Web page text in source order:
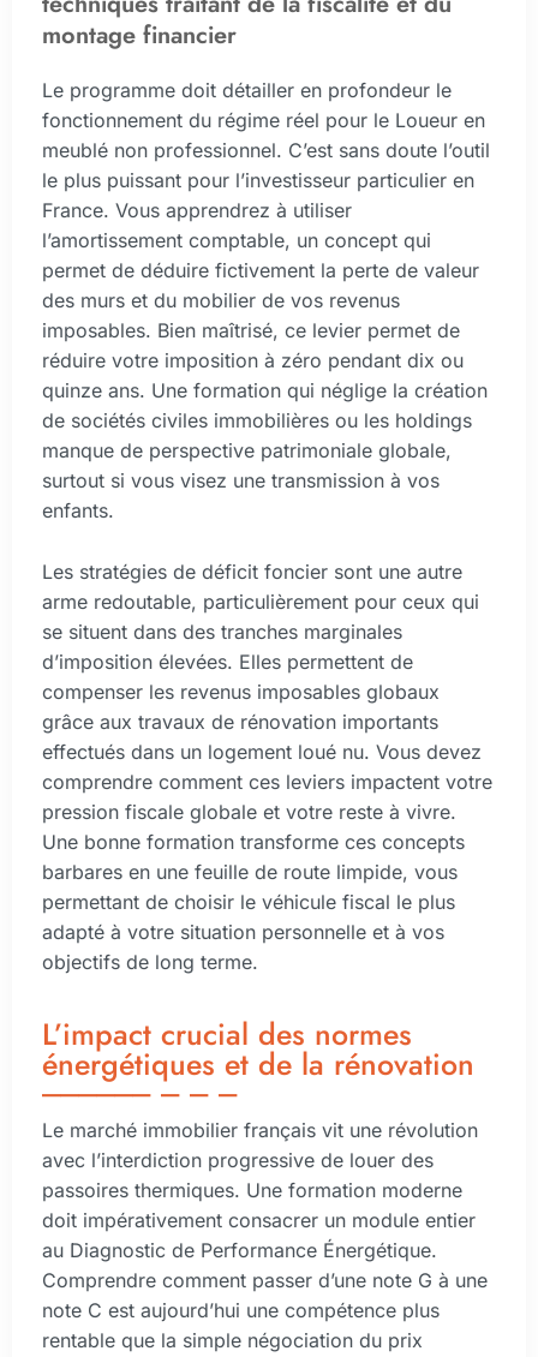
montage financier
Le programme doit détailler en profondeur le
fonctionnement du régime réel pour le Loueur en
meublé non professionnel. C’est sans doute l’outil
le plus puissant pour l’investisseur particulier en
France. Vous apprendrez à utiliser
l’amortissement comptable, un concept qui
permet de déduire fictivement la perte de valeur
des murs et du mobilier de vos revenus
imposables. Bien maîtrisé, ce levier permet de
réduire votre imposition à zéro pendant dix ou
quinze ans. Une formation qui néglige la création
de sociétés civiles immobilières ou les holdings
manque de perspective patrimoniale globale,
surtout si vous visez une transmission à vos
enfants.
Les stratégies de déficit foncier sont une autre
arme redoutable, particulièrement pour ceux qui
se situent dans des tranches marginales
d’imposition élevées. Elles permettent de
compenser les revenus imposables globaux
grâce aux travaux de rénovation importants
effectués dans un logement loué nu. Vous devez
comprendre comment ces leviers impactent votre
pression fiscale globale et votre reste à vivre.
Une bonne formation transforme ces concepts
barbares en une feuille de route limpide, vous
permettant de choisir le véhicule fiscal le plus
adapté à votre situation personnelle et à vos
objectifs de long terme.
L’impact crucial des normes
énergétiques et de la rénovation
Le marché immobilier français vit une révolution
avec l’interdiction progressive de louer des
passoires thermiques. Une formation moderne
doit impérativement consacrer un module entier
au Diagnostic de Performance Énergétique.
Comprendre comment passer d’une note G à une
note C est aujourd’hui une compétence plus
rentable que la simple négociation du prix